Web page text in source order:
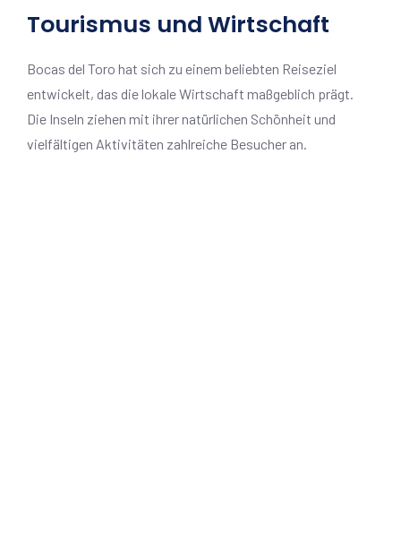
Tourismus und Wirtschaft
Bocas del Toro hat sich zu einem beliebten Reiseziel
entwickelt, das die lokale Wirtschaft maßgeblich prägt.
Die Inseln ziehen mit ihrer natürlichen Schönheit und
vielfältigen Aktivitäten zahlreiche Besucher an.